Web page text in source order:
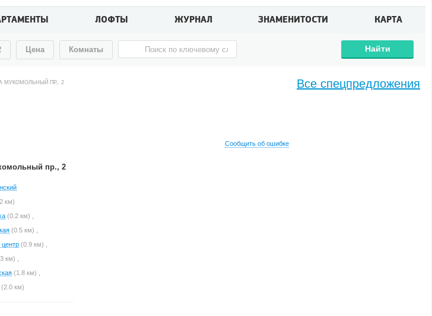
ЛОФТЫ ЖУРНАЛ ЗНАМЕНИТОСТИ КАРТА
Цена Комнаты Найти
МУКОМОЛЬНЫЙ ПР., 2
Сообщить об ошибке
пр., 2
км)
(0.2 км) ,
(0.5 км) ,
(0.9 км) ,
км) ,
(1.8 км) ,
(2.0 км)
Все спецпредложения